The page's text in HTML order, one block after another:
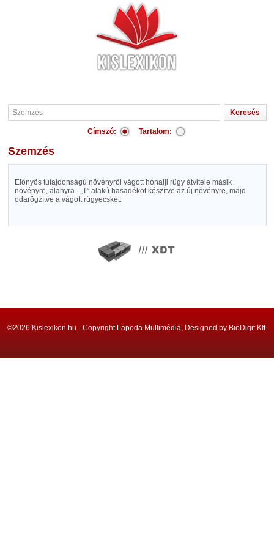
Címszó: Tartalom:
Szemzés
Előnyös tulajdonságú növényről vágott hónalji rügy átvitele másik
növényre, alanyra. „T” alakú hasadékot készítve az új növényre, majd
odarögzítve a vágott rügyecskét.
©2026 Kislexikon.hu - Copyright Lapoda Multimédia, Designed by BioDigit Kft.